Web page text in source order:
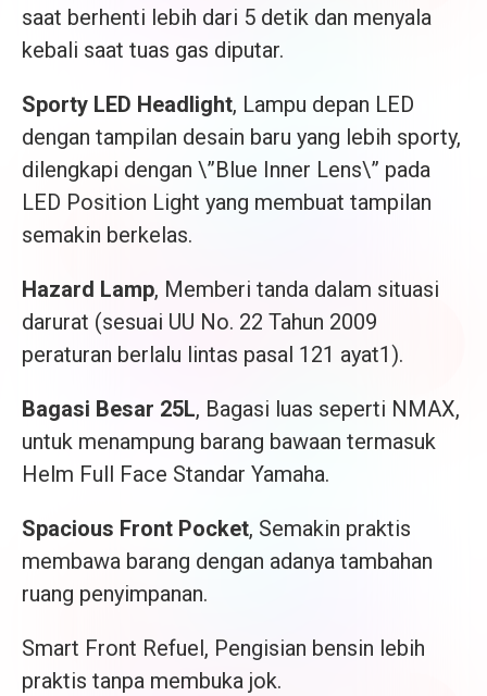
saat berhenti lebih dari 5 detik dan menyala
kebali saat tuas gas diputar.
Sporty LED Headlight, Lampu depan LED
dengan tampilan desain baru yang lebih sporty,
dilengkapi dengan \”Blue Inner Lens\” pada
LED Position Light yang membuat tampilan
semakin berkelas.
Hazard Lamp, Memberi tanda dalam situasi
darurat (sesuai UU No. 22 Tahun 2009
peraturan berlalu lintas pasal 121 ayat1).
Bagasi Besar 25L, Bagasi luas seperti NMAX,
untuk menampung barang bawaan termasuk
Helm Full Face Standar Yamaha.
Spacious Front Pocket, Semakin praktis
membawa barang dengan adanya tambahan
ruang penyimpanan.
Smart Front Refuel, Pengisian bensin lebih
praktis tanpa membuka jok.